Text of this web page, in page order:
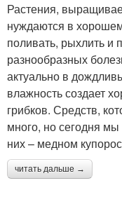
Растения,
нуждаются в
поливать, рыхлить и
разнообразных
актуально в
влажность создает
грибков. Средств,
много, но сегодня
них – медном
читать дальше →